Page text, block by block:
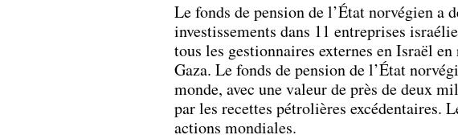
Le fonds de pension de l’État norvégien a
investissements dans 11 entreprises
tous les gestionnaires externes en Israël
Gaza. Le fonds de pension de l’État
monde, avec une valeur de près de deux
par les recettes pétrolières excédentaires.
actions mondiales.